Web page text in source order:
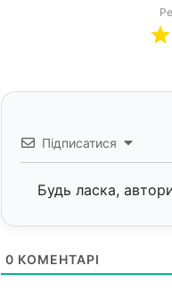
Підписатися
Будь ласка,
0 КОМЕНТАРІ